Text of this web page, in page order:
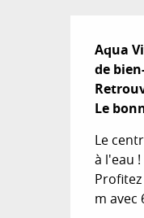
Aqua
de
Le
Le
à l'eau
m avec